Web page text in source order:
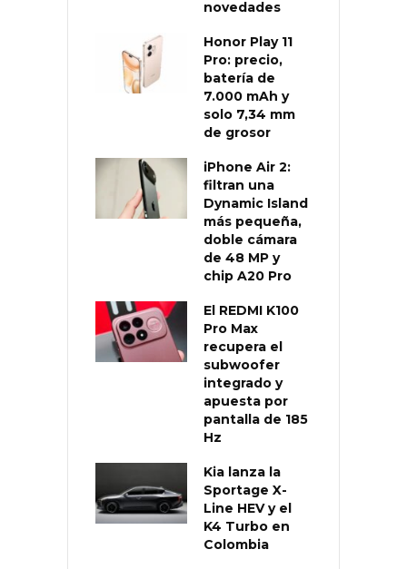
novedades
Honor Play 11
Pro: precio,
batería de
7.000 mAh y
solo 7,34 mm
de grosor
iPhone Air 2:
filtran una
Dynamic Island
más pequeña,
doble cámara
de 48 MP y
chip A20 Pro
El REDMI K100
Pro Max
recupera el
subwoofer
integrado y
apuesta por
pantalla de 185
Hz
Kia lanza la
Sportage X-
Line HEV y el
K4 Turbo en
Colombia